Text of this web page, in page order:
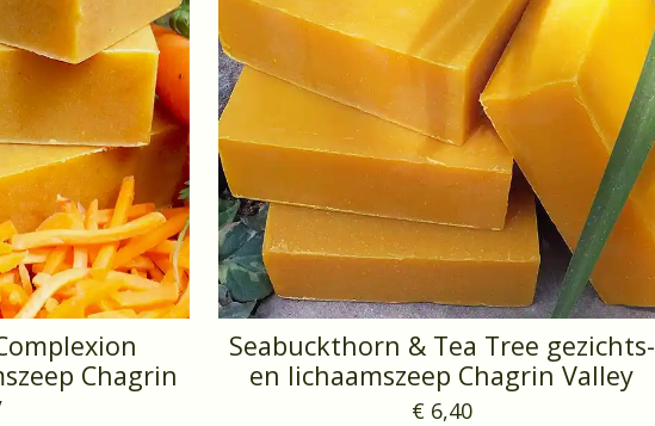
Chagrin
Seabuckthorn & Tea Tree gezichts-
en lichaamszeep Chagrin Valley
€ 6,40